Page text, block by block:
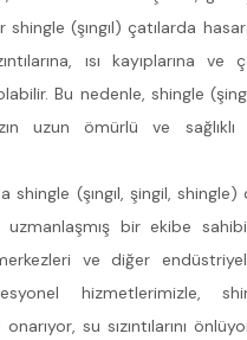
shingle (şıngıl) çatılarda
ısı kayıplarına ve
Bu nedenle, shingle
uzun ömürlü ve sağlıklı
shingle (şıngıl, şingil,
uzmanlaşmış bir ekibe
ve diğer
hizmetlerimizle,
su sızıntılarını